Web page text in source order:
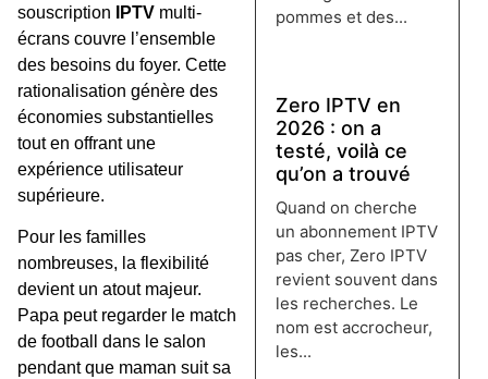
souscription
IPTV multi-
écrans couvre l’ensemble
des besoins du foyer. Cette
rationalisation génère des
économies substantielles
tout en offrant une
expérience utilisateur
supérieure.
Pour les familles
nombreuses, la flexibilité
devient un atout majeur.
Papa peut regarder le match
de football dans le salon
pendant que maman suit sa
pommes et des...
Zero IPTV en
2026 : on a
testé, voilà ce
qu’on a trouvé
Quand on cherche
un abonnement IPTV
pas cher, Zero IPTV
revient souvent dans
les recherches. Le
nom est accrocheur,
les...